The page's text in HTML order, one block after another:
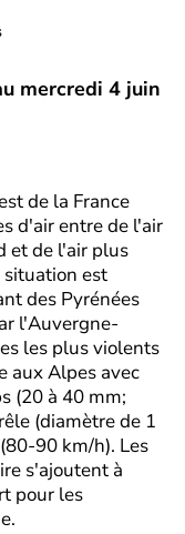
mercredi 4 juin
de la France
d'air entre de l'air
et de l'air plus
est
des Pyrénées
l'Auvergne-
les plus violents
aux Alpes avec
(20 à 40 mm;
(diamètre de 1
90 km/h). Les
s'ajoutent à
pour les